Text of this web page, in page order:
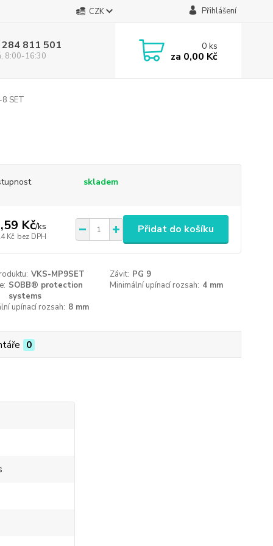
CZK Přihlášení
811 501
8:00-16:30
0ks
za 0,00 Kč
SET
skladem
Kč/ks
Kč bez DPH
Přidat do košíku
VKS-MP9SET Závit: PG 9
SOBB® protection
systems
Minimální upínací rozsah: 4 mm
upínací rozsah: 8 mm
0